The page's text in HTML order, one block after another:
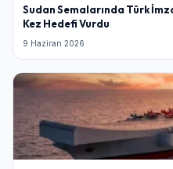
Sudan Semalarında Türk
Kez Hedefi Vurdu
9 Haziran 2026